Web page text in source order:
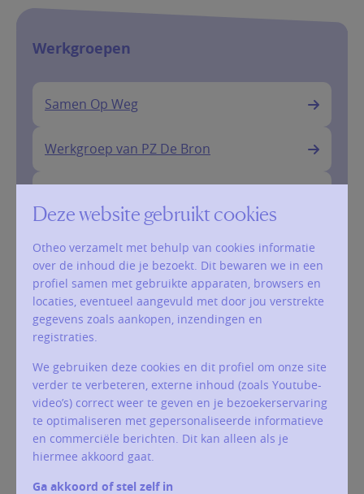
Werkgroepen
Samen Op Weg
Werkgroep van PZ De Bron
Deze website gebruikt cookies
Otheo verzamelt met behulp van cookies informatie
over de inhoud die je bezoekt. Dit bewaren we in een
profiel samen met gebruikte apparaten, browsers en
locaties, eventueel aangevuld met door jou verstrekte
gegevens zoals aankopen, inzendingen en
registraties.
We gebruiken deze cookies en dit profiel om onze site
verder te verbeteren, externe inhoud (zoals Youtube-
video’s) correct weer te geven en je bezoekerservaring
te optimaliseren met gepersonaliseerde informatieve
en commerciële berichten. Dit kan alleen als je
hiermee akkoord gaat.
Ga akkoord of stel zelf in